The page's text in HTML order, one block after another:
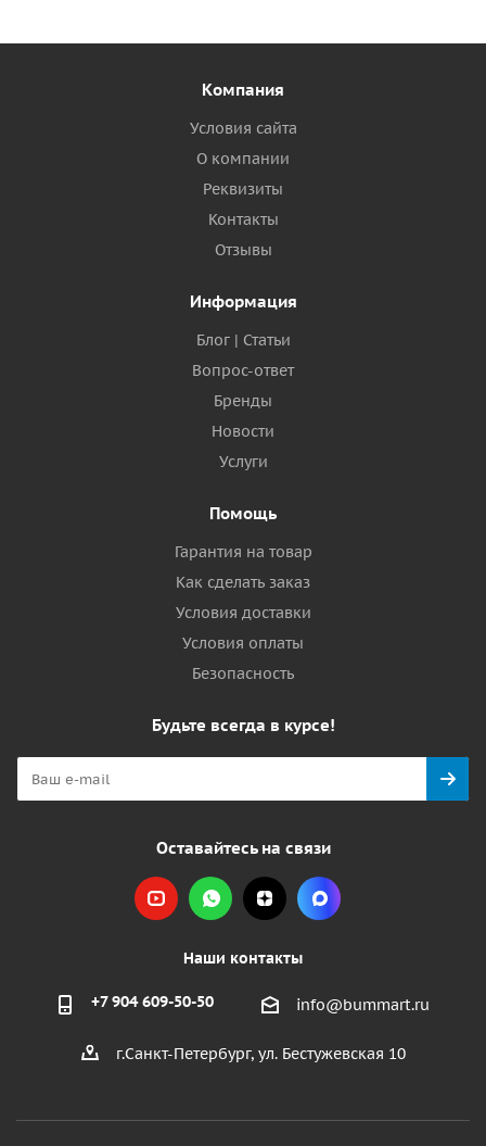
Компания
Условия сайта
О компании
Реквизиты
Контакты
Отзывы
Информация
Блог | Статьи
Вопрос-ответ
Бренды
Новости
Услуги
Помощь
Гарантия на товар
Как сделать заказ
Условия доставки
Условия оплаты
Безопасность
Будьте всегда в курсе!
Оставайтесь на связи
Наши контакты
+7 904 609-50-50 info@bummart.ru
г.Санкт-Петербург, ул. Бестужевская 10